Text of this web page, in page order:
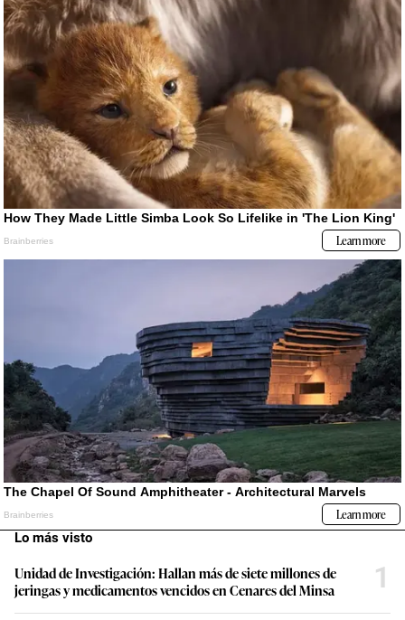
Lo más visto
Unidad de Investigación: Hallan más de siete millones de
jeringas y medicamentos vencidos en Cenares del Minsa
1